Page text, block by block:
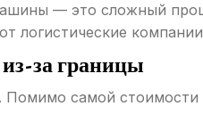
— это сложный
логистические
за границы
самой стоимости